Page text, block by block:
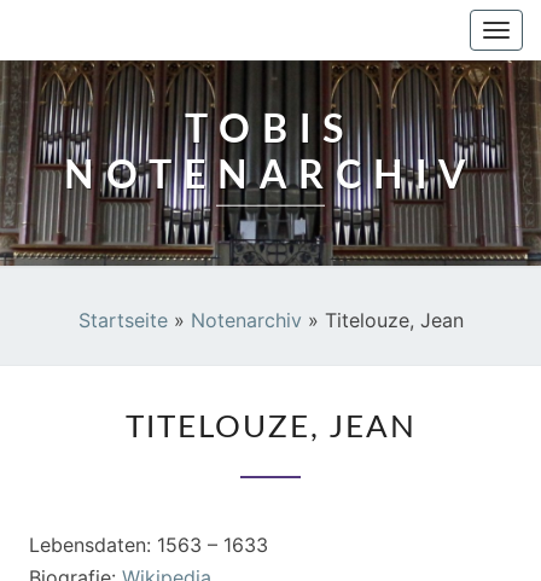
TOBIS
NOTENARCHIV
Startseite» Notenarchiv » Titelouze, Jean
JEAN
TITELOUZE, JEAN
Lebensdaten: 1563 – 1633